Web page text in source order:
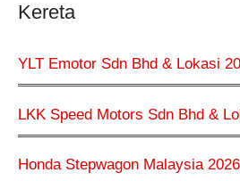
Kereta
YLT Emotor Sdn Bhd & Lokasi
LKK Speed Motors Sdn Bhd &
Honda Stepwagon Malaysia